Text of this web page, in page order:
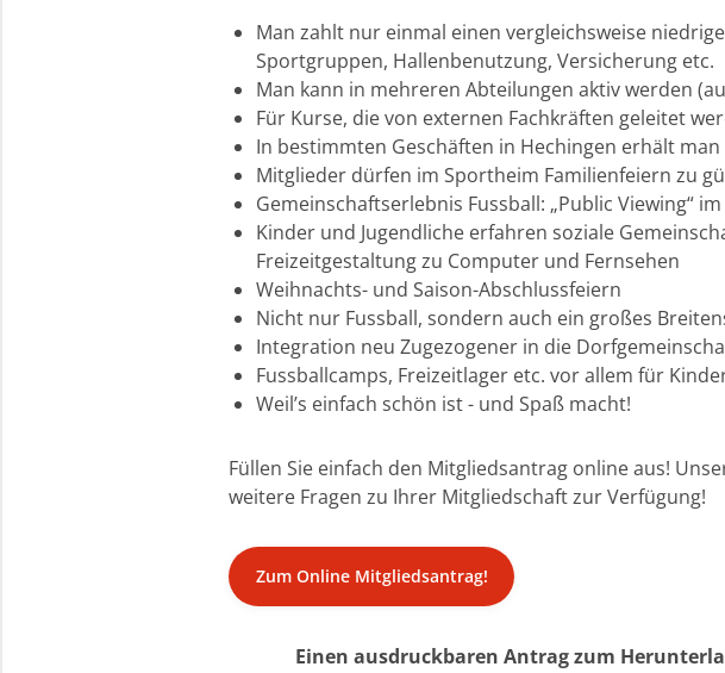
Man zahlt nur einmal einen vergleichsweise
Sportgruppen, Hallenbenutzung, Versicherung etc.
Man kann in mehreren Abteilungen aktiv werden
Für Kurse, die von externen Fachkräften geleitet
In bestimmten Geschäften in Hechingen erhält
Mitglieder dürfen im Sportheim Familienfeiern zu
Gemeinschaftserlebnis Fussball: „Public Viewing“
Kinder und Jugendliche erfahren soziale
Freizeitgestaltung zu Computer und Fernsehen
Weihnachts- und Saison-Abschlussfeiern
Nicht nur Fussball, sondern auch ein großes
Integration neu Zugezogener in die
Fussballcamps, Freizeitlager etc. vor allem für
Weil’s einfach schön ist - und Spaß macht!
Füllen Sie einfach den Mitgliedsantrag online aus!
weitere Fragen zu Ihrer Mitgliedschaft zur Verfügung!
Zum Online Mitgliedsantrag!
Einen ausdruckbaren Antrag zum